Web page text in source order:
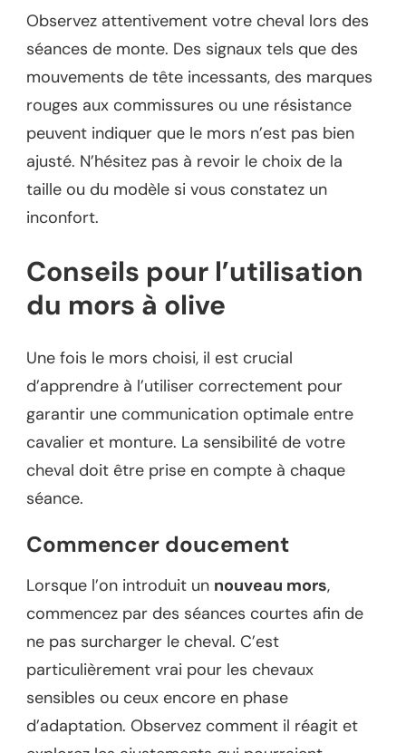
Observez attentivement votre cheval lors des
séances de monte. Des signaux tels que des
mouvements de tête incessants, des marques
rouges aux commissures ou une résistance
peuvent indiquer que le mors n’est pas bien
ajusté. N’hésitez pas à revoir le choix de la
taille ou du modèle si vous constatez un
inconfort.
Conseils pour l’utilisation
du mors à olive
Une fois le mors choisi, il est crucial
d’apprendre à l’utiliser correctement pour
garantir une communication optimale entre
cavalier et monture. La sensibilité de votre
cheval doit être prise en compte à chaque
séance.
Commencer doucement
Lorsque l’on introduit un nouveau mors,
commencez par des séances courtes afin de
ne pas surcharger le cheval. C’est
particulièrement vrai pour les chevaux
sensibles ou ceux encore en phase
d’adaptation. Observez comment il réagit et